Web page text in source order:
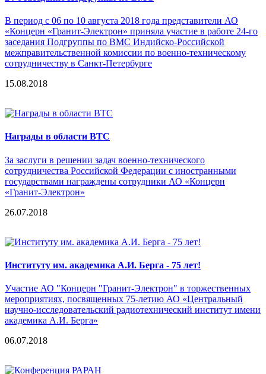
В период с 06 по 10 августа 2018 года представители АО
«Концерн «Гранит-Электрон» приняла участие в работе 24-го
заседания Подгруппы по ВМС Индийско-Российской
межправительственной комиссии по военно-техническому
сотрудничеству в Санкт-Петербурге
15.08.2018
Награды в области ВТС
За заслуги в решении задач военно-технического
сотрудничества Российской Федерации с иностранными
государствами награждены сотрудники АО «Концерн
«Гранит-Электрон»
26.07.2018
Институту им. академика А.И. Берга - 75 лет!
Участие АО "Концерн "Гранит-Электрон" в торжественных
мероприятиях, посвященных 75-летию АО «Центральный
научно-исследовательский радиотехнический институт имени
академика А.И. Берга»
06.07.2018